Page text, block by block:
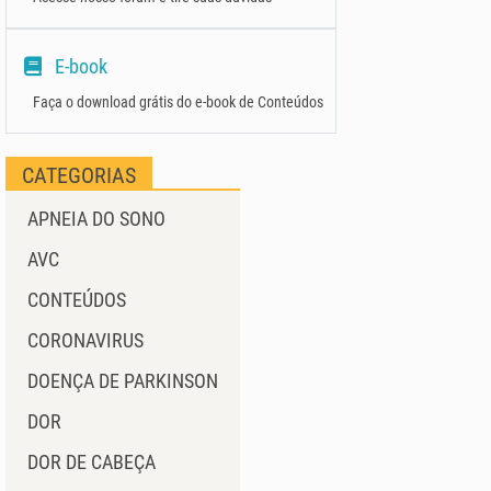
E-book
Faça o download grátis do e-book de Conteúdos
CATEGORIAS
APNEIA DO SONO
AVC
CONTEÚDOS
CORONAVIRUS
DOENÇA DE PARKINSON
DOR
DOR DE CABEÇA